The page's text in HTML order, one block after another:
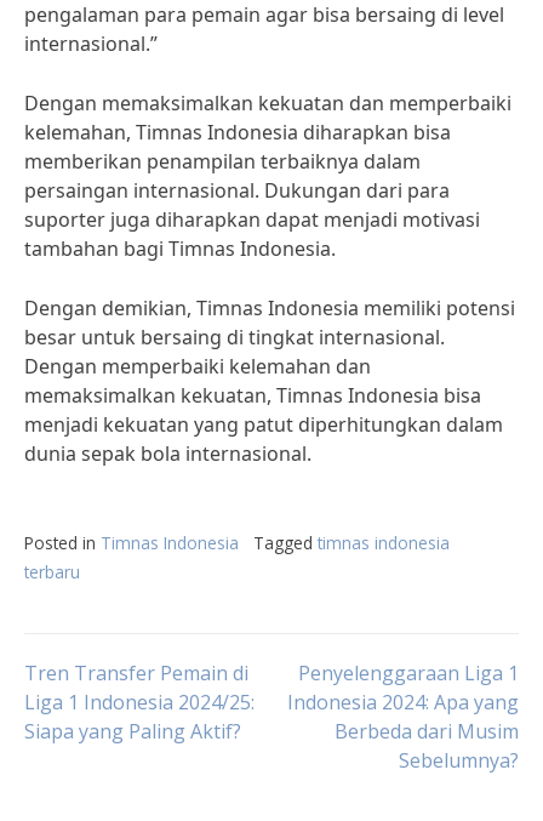
pengalaman para pemain agar bisa bersaing di level
internasional.”
Dengan memaksimalkan kekuatan dan memperbaiki
kelemahan, Timnas Indonesia diharapkan bisa
memberikan penampilan terbaiknya dalam
persaingan internasional. Dukungan dari para
suporter juga diharapkan dapat menjadi motivasi
tambahan bagi Timnas Indonesia.
Dengan demikian, Timnas Indonesia memiliki potensi
besar untuk bersaing di tingkat internasional.
Dengan memperbaiki kelemahan dan
memaksimalkan kekuatan, Timnas Indonesia bisa
menjadi kekuatan yang patut diperhitungkan dalam
dunia sepak bola internasional.
Posted in Timnas Indonesia Tagged timnas indonesia
terbaru
Post
navigation
Tren Transfer Pemain di
Liga 1 Indonesia 2024/25:
Siapa yang Paling Aktif?
Penyelenggaraan Liga 1
Indonesia 2024: Apa yang
Berbeda dari Musim
Sebelumnya?